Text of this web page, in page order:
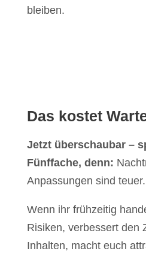
bleiben.
Das kostet
Jetzt überschaubar –
Fünffache, denn:
Anpassungen sind teuer.
Wenn ihr frühzeitig
Risiken, verbessert den
Inhalten, macht euch